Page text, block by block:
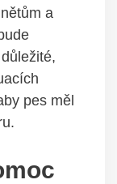
a
pes‌ měl